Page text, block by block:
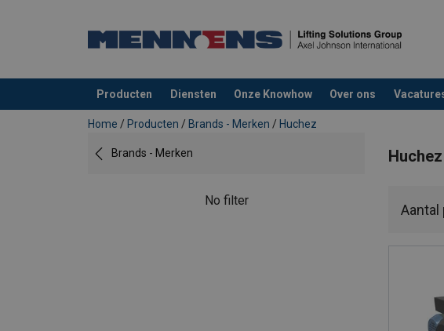
Producten Diensten Onze Knowhow Over ons
toegevoegd aan uw offerte
Home / Producten / Brands - Merken / Huchez
Brands - Merken
No filter
Huchez
Aantal